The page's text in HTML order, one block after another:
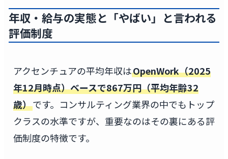
年収・給与の実態と「やばい」と言われる
評価制度
アクセンチュアの平均年収はOpenWork（2025
年12月時点）ベースで867万円（平均年齢32
歳）です。コンサルティング業界の中でもトップ
クラスの水準ですが、重要なのはその裏にある評
価制度の特徴です。